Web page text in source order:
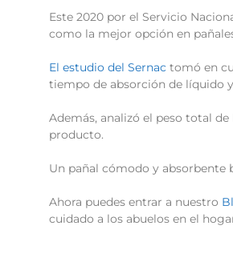
Este 2020 por el Servicio
como la mejor opción en
El estudio del Sernac tomó en
tiempo de absorción de líquido
Además, analizó el peso total
producto.
Un pañal cómodo y absorbente
Ahora puedes entrar a nuestro
cuidado a los abuelos en el